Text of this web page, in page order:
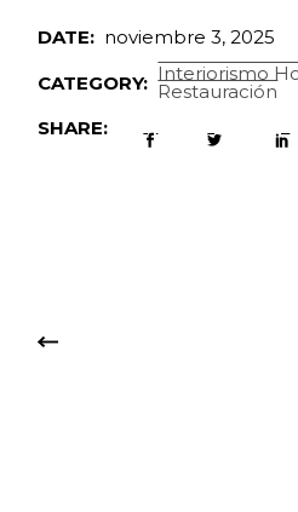
DATE: noviembre 3, 2025
CATEGORY: Interiorismo
Restauración
SHARE: